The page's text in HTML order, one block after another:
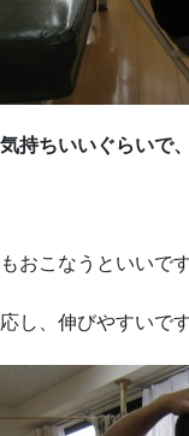
持ちいいぐらいで
おこなうといいです
し、伸びやすいです